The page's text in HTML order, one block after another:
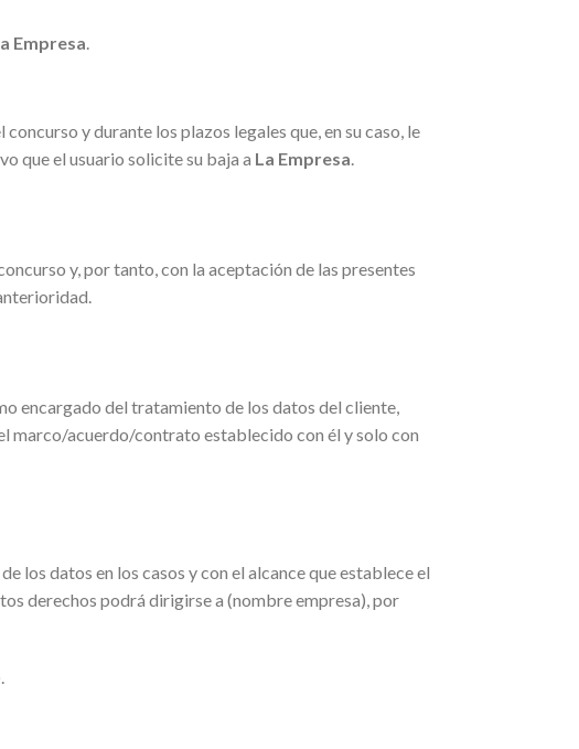
Empresa.
y durante los plazos legales que, en su caso, le
que el usuario solicite su baja a La Empresa.
y, por tanto, con la aceptación de las presentes
encargado del tratamiento de los datos del cliente,
marco/acuerdo/contrato establecido con él y solo con
los datos en los casos y con el alcance que establece el
derechos podrá dirigirse a (nombre empresa), por